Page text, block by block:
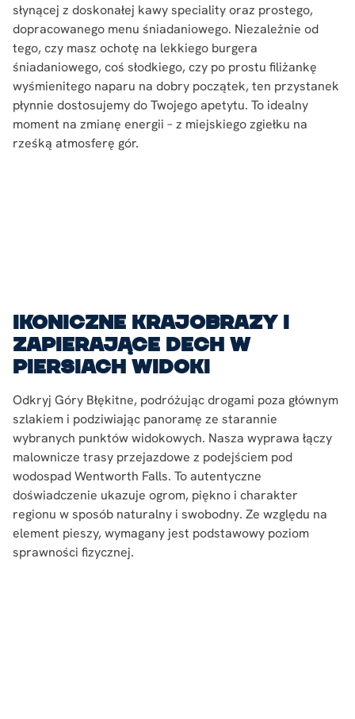
słynącej z doskonałej kawy speciality oraz prostego,
dopracowanego menu śniadaniowego. Niezależnie od
tego, czy masz ochotę na lekkiego burgera
śniadaniowego, coś słodkiego, czy po prostu filiżankę
wyśmienitego naparu na dobry początek, ten przystanek
płynnie dostosujemy do Twojego apetytu. To idealny
moment na zmianę energii – z miejskiego zgiełku na
rześką atmosferę gór.
Ikoniczne krajobrazy i
zapierające dech w
piersiach widoki
Odkryj Góry Błękitne, podróżując drogami poza głównym
szlakiem i podziwiając panoramę ze starannie
wybranych punktów widokowych. Nasza wyprawa łączy
malownicze trasy przejazdowe z podejściem pod
wodospad Wentworth Falls. To autentyczne
doświadczenie ukazuje ogrom, piękno i charakter
regionu w sposób naturalny i swobodny. Ze względu na
element pieszy, wymagany jest podstawowy poziom
sprawności fizycznej.